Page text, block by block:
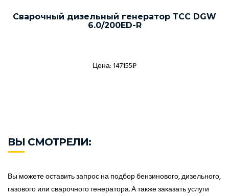
Сварочный дизельный генератор ТСС DGW
6.0/200ED-R
Цена: 147155₽
ВЫ СМОТРЕЛИ:
Вы можете оставить запрос на подбор бензинового, дизельного,
газового или сварочного генератора. А также заказать услуги